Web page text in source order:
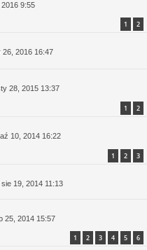
9:55
1 2
26, 2016 16:47
28, 2015 13:37
1 2
10, 2014 16:22
1 2 3
19, 2014 11:13
25, 2014 15:57
1 2 3 4 5 6